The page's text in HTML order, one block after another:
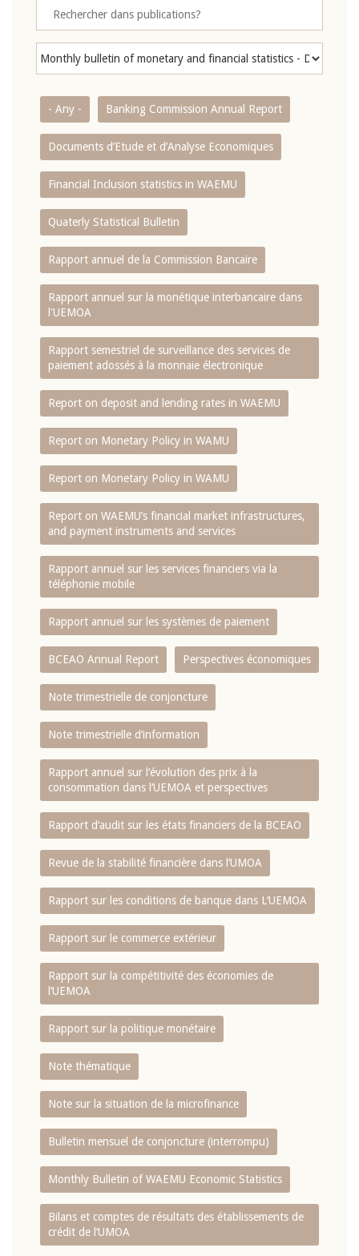
- Any - Banking Commission Annual Report
Documents d’Etude et d’Analyse Economiques
Financial Inclusion statistics in WAEMU
Quaterly Statistical Bulletin
Rapport annuel de la Commission Bancaire
Rapport annuel sur la monétique interbancaire dans
l'UEMOA
Rapport semestriel de surveillance des services de
paiement adossés à la monnaie électronique
Report on deposit and lending rates in WAEMU
Report on Monetary Policy in WAMU
Report on Monetary Policy in WAMU
Report on WAEMU’s financial market infrastructures,
and payment instruments and services
Rapport annuel sur les services financiers via la
téléphonie mobile
Rapport annuel sur les systèmes de paiement
BCEAO Annual Report Perspectives économiques
Note trimestrielle de conjoncture
Note trimestrielle d‘information
Rapport annuel sur l‘évolution des prix à la
consommation dans l‘UEMOA et perspectives
Rapport d‘audit sur les états financiers de la BCEAO
Revue de la stabilité financière dans l‘UMOA
Rapport sur les conditions de banque dans L‘UEMOA
Rapport sur le commerce extérieur
Rapport sur la compétitivité des économies de
l‘UEMOA
Rapport sur la politique monétaire
Note thématique
Note sur la situation de la microfinance
Bulletin mensuel de conjoncture (interrompu)
Monthly Bulletin of WAEMU Economic Statistics
Bilans et comptes de résultats des établissements de
crédit de l‘UMOA